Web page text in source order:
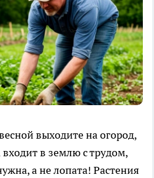
выходите на огород,
входит в землю с трудом,
а не лопата! Растения